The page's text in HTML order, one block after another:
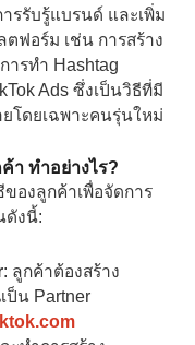
รรับรู้แบรนด์ และเพิ่ม
ฟอร์ม เช่น การสร้าง
ารทำ Hashtag
Ads ซึ่งเป็นวิธีที่มี
โดยเฉพาะคนรุ่นใหม่
า ทำอย่างไร?
องลูกค้าเพื่อจัดการ
ดังนี้:
: ลูกค้าต้องสร้าง
ป็น Partner